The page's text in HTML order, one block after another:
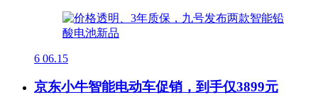
6 06.15
京东小牛智能电动车促销，到手仅3899元